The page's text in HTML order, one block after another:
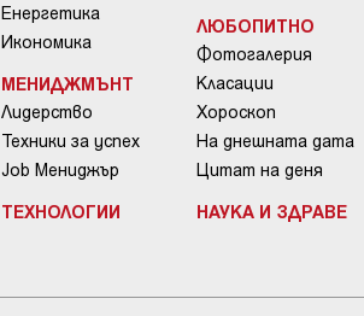
Енергетика
Икономика
МЕНИДЖМЪНТ
Лидерство
Техники за успех
Job Мениджър
ТЕХНОЛОГИИ
ЛЮБОПИТНО
Фотогалерия
Класации
Хороскоп
На днешната дата
Цитат на деня
НАУКА И ЗДРАВЕ